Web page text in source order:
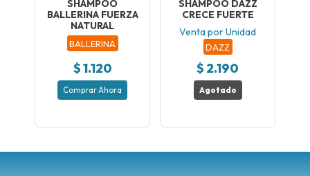
SHAMPOO
BALLERINA FUERZA
NATURAL
BALLERINA
$ 1.120
Comprar Ahora
SHAMPOO DAZZ
CRECE FUERTE
Venta por Unidad
DAZZ
$ 2.190
Agotado